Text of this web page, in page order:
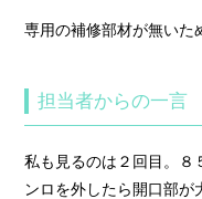
専用の補修部材が無いた
担当者からの一言
私も見るのは２回目。８
ンロを外したら開口部が